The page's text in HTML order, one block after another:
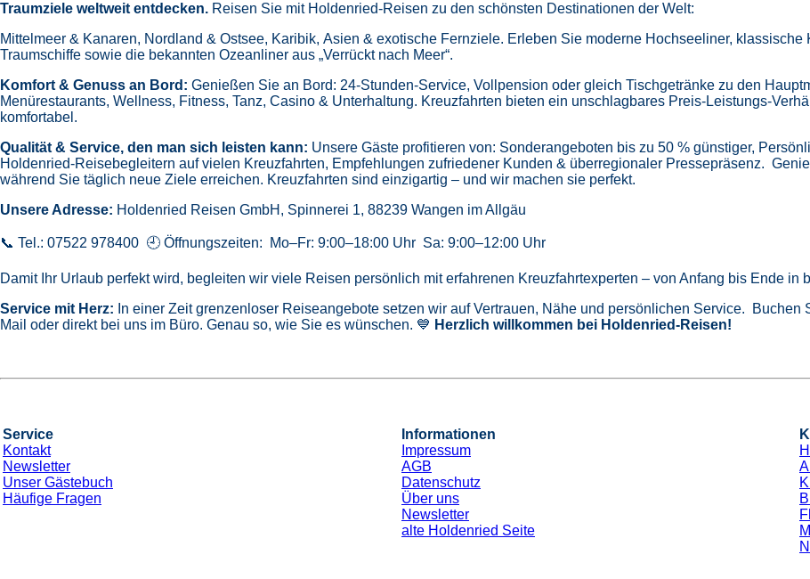
Traumziele weltweit entdecken. Reisen Sie mit Holdenried-Reisen zu den schönsten Destinationen der Welt:
Mittelmeer & Kanaren, Nordland & Ostsee, Karibik, Asien & exotische Fernziele. Erleben Sie moderne Hochseeliner,
Traumschiffe sowie die bekannten Ozeanliner aus „Verrückt nach Meer“.
Komfort & Genuss an Bord: Genießen Sie an Bord: 24-Stunden-Service, Vollpension oder gleich Tischgetränke zu den
Menürestaurants, Wellness, Fitness, Tanz, Casino & Unterhaltung. Kreuzfahrten bieten ein unschlagbares Preis-Leistungs-
komfortabel.
Qualität & Service, den man sich leisten kann: Unsere Gäste profitieren von: Sonderangeboten bis zu 50 % günstiger,
Holdenried-Reisebegleitern auf vielen Kreuzfahrten, Empfehlungen zufriedener Kunden & überregionaler Pressepräsenz.
während Sie täglich neue Ziele erreichen. Kreuzfahrten sind einzigartig – und wir machen sie perfekt.
Unsere Adresse: Holdenried Reisen GmbH, Spinnerei 1, 88239 Wangen im Allgäu
📞 Tel.: 07522 978400 🕘 Öffnungszeiten: Mo–Fr: 9:00–18:00 Uhr Sa: 9:00–12:00 Uhr
Damit Ihr Urlaub perfekt wird, begleiten wir viele Reisen persönlich mit erfahrenen Kreuzfahrtexperten – von Anfang bis Ende in
Service mit Herz: In einer Zeit grenzenloser Reiseangebote setzen wir auf Vertrauen, Nähe und persönlichen Service.
Mail oder direkt bei uns im Büro. Genau so, wie Sie es wünschen. 💙 Herzlich willkommen bei Holdenried-Reisen!
Service
Kontakt
Newsletter
Unser Gästebuch
Häufige Fragen
Informationen
Impressum
AGB
Datenschutz
Über uns
Newsletter
alte Holdenried Seite